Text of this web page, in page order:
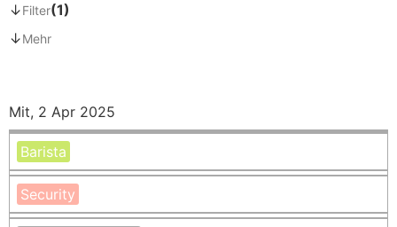
↓Filter(1)
↓Mehr
Mit, 2 Apr 2025
Barista
Security